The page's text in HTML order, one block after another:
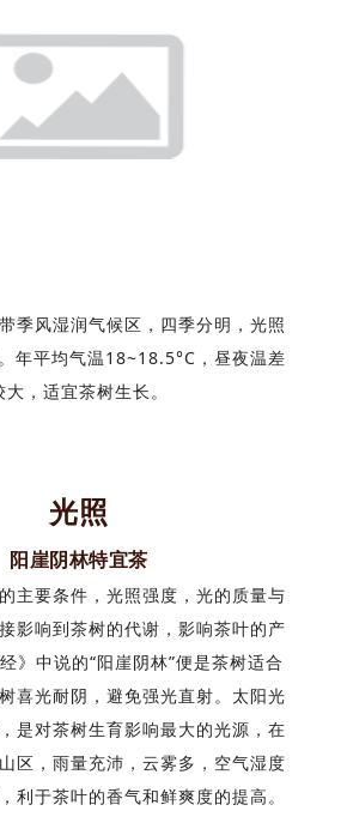
季风湿润气候区，四季分明，光照
年平均气温18~18.5°C，昼夜温差
大，适宜茶树生长。
光照
阳崖阴林特宜茶
主要条件，光照强度，光的质量与
影响到茶树的代谢，影响茶叶的产
》中说的“阳崖阴林”便是茶树适合
喜光耐阴，避免强光直射。太阳光
是对茶树生育影响最大的光源，在
区，雨量充沛，云雾多，空气湿度
利于茶叶的香气和鲜爽度的提高。